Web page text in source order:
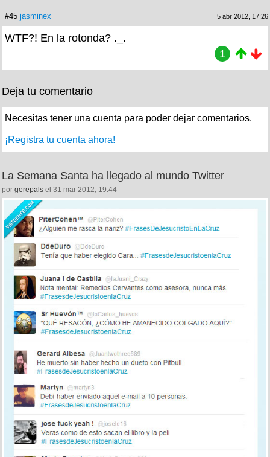
#45 jasminex 5 abr 2012, 17:26
WTF?! En la rotonda? ._.
1
Deja tu comentario
Necesitas tener una cuenta para poder dejar comentarios.
¡Registra tu cuenta ahora!
La Semana Santa ha llegado al mundo Twitter
por gerepals el 31 mar 2012, 19:44